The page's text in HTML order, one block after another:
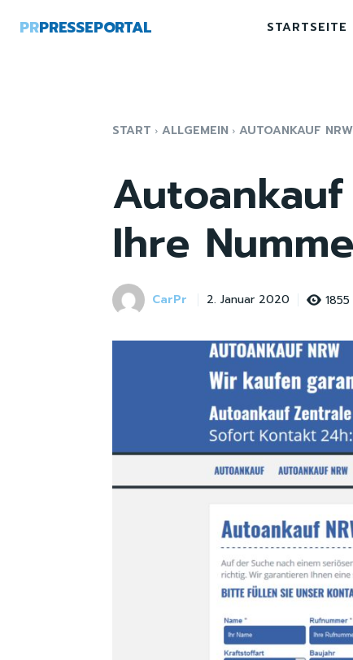
PRPRESSEPORTAL STARTSEITE
START ALLGEMEIN AUTOANKAUF
Ihre
CarPr 2. Januar 2020 1855